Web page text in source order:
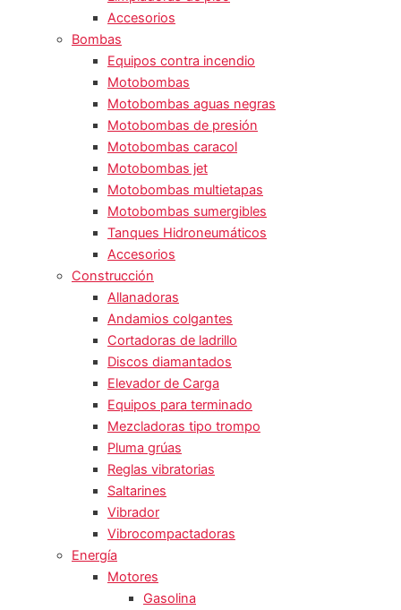
Accesorios
Bombas
Equipos contra incendio
Motobombas
Motobombas aguas negras
Motobombas de presión
Motobombas caracol
Motobombas jet
Motobombas multietapas
Motobombas sumergibles
Tanques Hidroneumáticos
Accesorios
Construcción
Allanadoras
Andamios colgantes
Cortadoras de ladrillo
Discos diamantados
Elevador de Carga
Equipos para terminado
Mezcladoras tipo trompo
Pluma grúas
Reglas vibratorias
Saltarines
Vibrador
Vibrocompactadoras
Energía
Motores
Gasolina